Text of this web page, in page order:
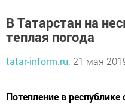
В Татарстан на
теплая погода
tatar-inform.ru, 21 мая
Потепление в